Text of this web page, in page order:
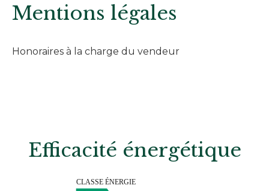
Mentions légales
Honoraires à la charge du vendeur
Efficacité énergétique